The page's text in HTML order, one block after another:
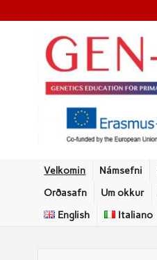
Velkomin Námsefni
Orðasafn Um okkur
English Italiano